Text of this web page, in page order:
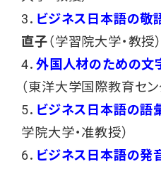
3． ビジネス日本語の敬
直子（学習院大学・教授）
4．外国人材のための文
（東洋大学国際教育セン
5． ビジネス日本語の語
学院大学・准教授）
6． ビジネス日本語の発